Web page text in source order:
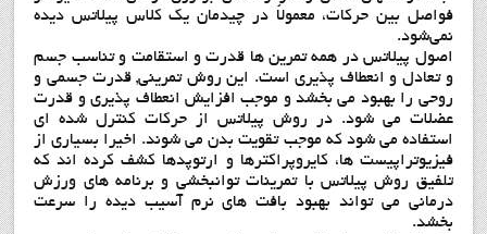
فواصل بین حرکات، معمولاً در چیدمان یک کلاس پیلاتس دیده
نمی‌‌شود.
اصول پیلاتس در همه تمرین ها قدرت و استقامت و تناسب جسم
و تعادل و انعطاف پذیری است. این روش تمرینی, قدرت جسمی و
روحی را بهبود می بخشد و موجب افزایش انعطاف پذیری و قدرت
عضلات می شود. در روش پیلاتس از حرکات کنترل شده ای
استفاده می شود که موجب تقویت بدن می شوند. اخیرا بسیاری از
فیزیوتراپیست ها، کایروپراکترها و ارتوپدها کشف کرده اند که
تلفیق روش پیلاتس با تمرینات توانبخشی و برنامه های ورزش
درمانی می تواند بهبود بافت های نرم آسیب دیده را سرعت
بخشد.